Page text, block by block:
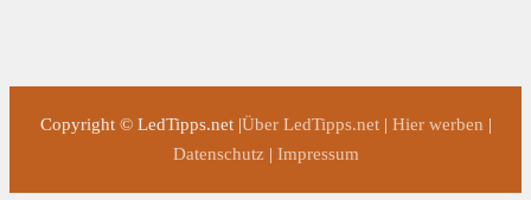
Copyright © LedTipps.net |Über LedTipps.net| Hier werben |
Datenschutz| Impressum